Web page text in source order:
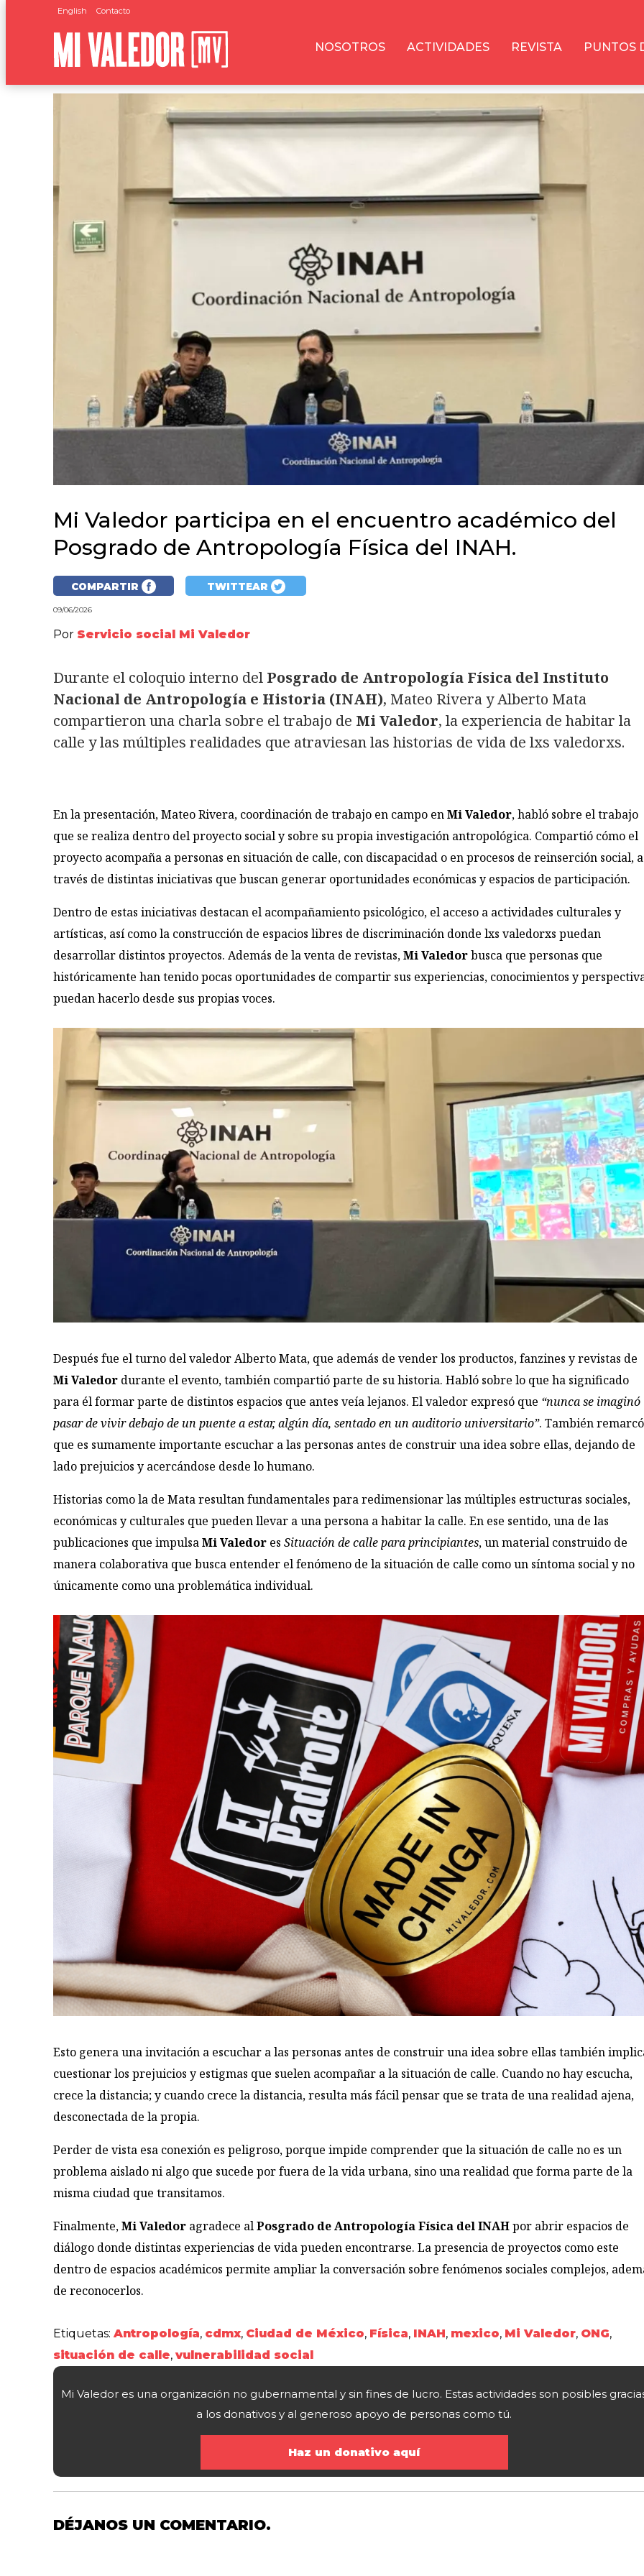
English Contacto
NOSOTROS ACTIVIDADES REVISTA PUNTOS
Mi Valedor participa en el encuentro académico del
Posgrado de Antropología Física del INAH.
COMPARTIR TWITTEAR
09/06/2026
Por Servicio social Mi Valedor
Durante el coloquio interno del Posgrado de Antropología Física del Instituto
Nacional de Antropología e Historia (INAH), Mateo Rivera y Alberto Mata
compartieron una charla sobre el trabajo de Mi Valedor, la experiencia de habitar la
calle y las múltiples realidades que atraviesan las historias de vida de lxs valedorxs.
En la presentación, Mateo Rivera, coordinación de trabajo en campo enMi Valedor, habló sobre el trabajo
que se realiza dentro del proyecto social y sobre su propia investigación antropológica. Compartió cómo el
proyecto acompaña a personas en situación de calle, con discapacidad o en procesos de reinserción social, a
través de distintas iniciativas que buscan generar oportunidades económicas y espacios de participación.
Dentro de estas iniciativas destacan el acompañamiento psicológico, el acceso a actividades culturales y
artísticas, así como la construcción de espacios libres de discriminación donde lxs valedorxs puedan
desarrollar distintos proyectos. Además de la venta de revistas,Mi Valedorbusca que personas que
históricamente han tenido pocas oportunidades de compartir sus experiencias, conocimientos y
puedan hacerlo desde sus propias voces.
Después fue el turno del valedor Alberto Mata, que además de vender los productos, fanzines y revistas de
Mi Valedor durante el evento, también compartió parte de su historia. Habló sobre lo que ha significado
para él formar parte de distintos espacios que antes veía lejanos. El valedor expresó que “nunca se imaginó
pasar de vivir debajo de un puente a estar, algún día, sentado en un auditorio universitario”. También remarcó
que es sumamente importante escuchar a las personas antes de construir una idea sobre ellas, dejando de
lado prejuicios y acercándose desde lo humano.
Historias como la de Mata resultan fundamentales para redimensionar las múltiples estructuras sociales,
económicas y culturales que pueden llevar a una persona a habitar la calle. En ese sentido, una de las
publicaciones que impulsaMi Valedor esSituación de calle para principiantes, un material construido de
manera colaborativa que busca entender el fenómeno de la situación de calle como un síntoma social y no
únicamente como una problemática individual.
Esto genera una invitación a escuchar a las personas antes de construir una idea sobre ellas también
cuestionar los prejuicios y estigmas que suelen acompañar a la situación de calle. Cuando no hay escucha,
crece la distancia; y cuando crece la distancia, resulta más fácil pensar que se trata de una realidad ajena,
desconectada de la propia.
Perder de vista esa conexión es peligroso, porque impide comprender que la situación de calle no es un
problema aislado ni algo que sucede por fuera de la vida urbana, sino una realidad que forma parte de la
misma ciudad que transitamos.
Finalmente,Mi Valedor agradece alPosgrado de Antropología Física del INAHpor abrir espacios de
diálogo donde distintas experiencias de vida pueden encontrarse. La presencia de proyectos como este
dentro de espacios académicos permite ampliar la conversación sobre fenómenos sociales complejos,
de reconocerlos.
Etiquetas:Antropología, cdmx, Ciudad de México, Física, INAH, mexico, Mi Valedor, ONG,
situación de calle,vulnerabilidad social
Mi Valedor es una organización no gubernamental y sin fines de lucro. Estas actividades son posibles
a los donativos y al generoso apoyo de personas como tú.
Haz un donativo aquí
DÉJANOS UN COMENTARIO.